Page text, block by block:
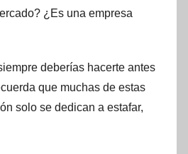
¿Es una empresa
deberías hacerte antes
que muchas de estas
solo se dedican a estafar,